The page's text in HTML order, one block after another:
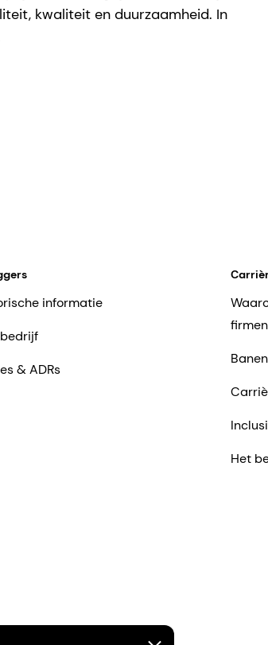
kwaliteit en duurzaamheid. In
informatie
& ADRs
Het